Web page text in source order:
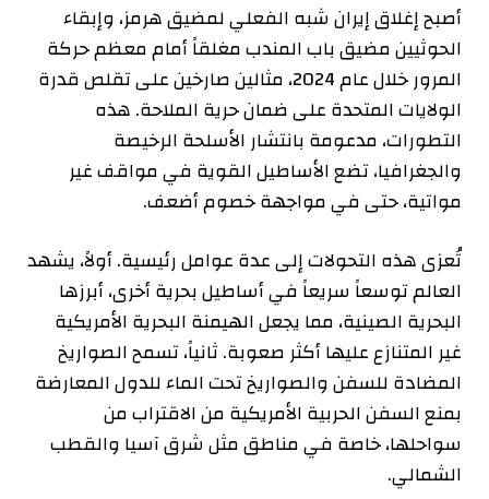
أصبح إغلاق إيران شبه الفعلي لمضيق هرمز، وإبقاء
الحوثيين مضيق باب المندب مغلقاً أمام معظم حركة
المرور خلال عام 2024، مثالين صارخين على تقلص قدرة
الولايات المتحدة على ضمان حرية الملاحة. هذه
التطورات، مدعومة بانتشار الأسلحة الرخيصة
والجغرافيا، تضع الأساطيل القوية في مواقف غير
مواتية، حتى في مواجهة خصوم أضعف.
تُعزى هذه التحولات إلى عدة عوامل رئيسية. أولاً، يشهد
العالم توسعاً سريعاً في أساطيل بحرية أخرى، أبرزها
البحرية الصينية، مما يجعل الهيمنة البحرية الأمريكية
غير المتنازع عليها أكثر صعوبة. ثانياً، تسمح الصواريخ
المضادة للسفن والصواريخ تحت الماء للدول المعارضة
بمنع السفن الحربية الأمريكية من الاقتراب من
سواحلها، خاصة في مناطق مثل شرق آسيا والقطب
الشمالي.